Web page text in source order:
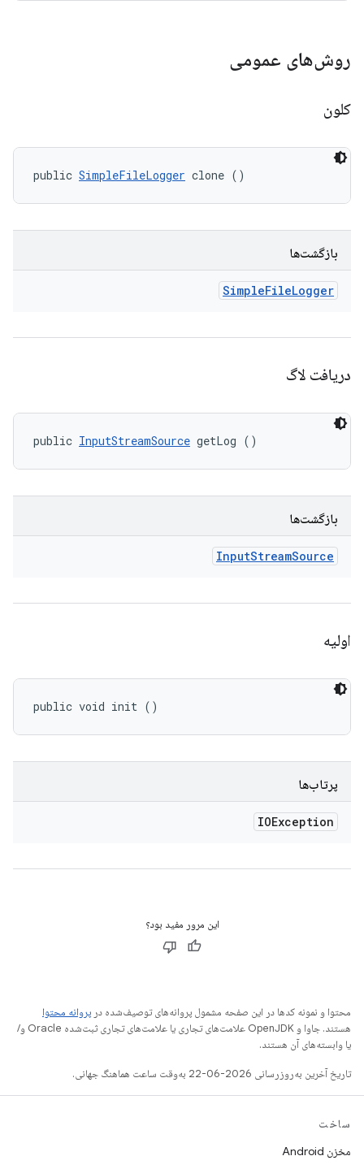
روش‌های عمومی
کلون
public SimpleFileLogger clone ()
بازگشت‌ها
SimpleFileLogger
دریافت لاگ
public InputStreamSource getLog ()
بازگشت‌ها
InputStreamSource
اولیه
public void init ()
پرتاب‌ها
IOException
این مرور مفید بود؟
محتوا و نمونه کدها در این صفحه مشمول پروانه‌های توصیف‌شده در پروانه محتوا
هستند. جاوا و OpenJDK علامت‌های تجاری یا علامت‌های تجاری ثبت‌شده Oracle و/
یا وابسته‌های آن هستند.
تاریخ آخرین به‌روزرسانی 2026-06-22 به‌وقت ساعت هماهنگ جهانی.
ساخت
مخزن Android